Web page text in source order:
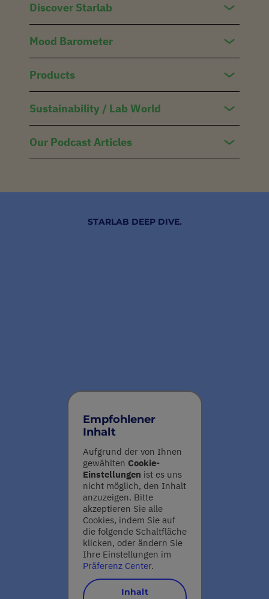
Discover Starlab
Mood Barometer
Products
Sustainability / Lab World
Our Podcast Articles
STARLAB DEEP DIVE.
Empfohlener
Inhalt
Aufgrund der von Ihnen
gewählten Cookie-
Einstellungen ist es uns
nicht möglich, den Inhalt
anzuzeigen. Bitte
akzeptieren Sie alle
Cookies, indem Sie auf
die folgende Schaltfläche
klicken, oder ändern Sie
Ihre Einstellungen im
Präferenz Center.
Inhalt